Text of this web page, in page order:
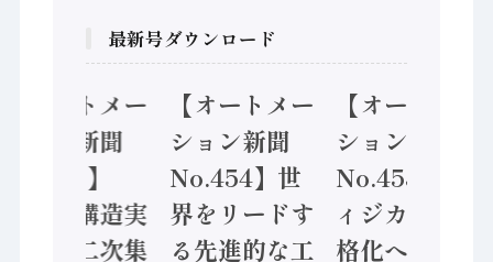
最新号ダウンロード
【オートメー
ション新聞
No.455】
「経済構造実
態調査二次集
【オートメー
ション新聞
No.454】世
界をリードす
る先進的な工
【オートメー
ション新聞
No.453】フ
ィジカルAI本
格化へ 国産